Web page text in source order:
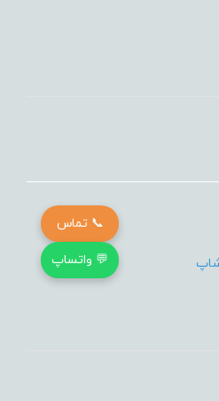
شاپ
📞 تماس
💬 واتساپ